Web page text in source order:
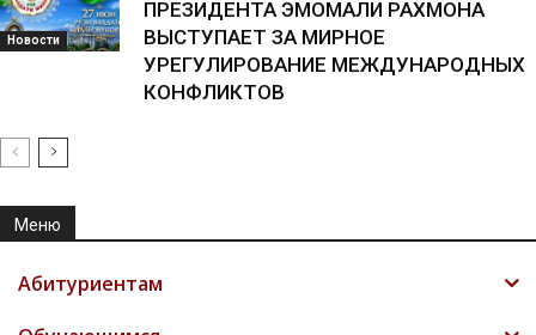
Новости
ПРЕЗИДЕНТА ЭМОМАЛИ РАХМОНА
ВЫСТУПАЕТ ЗА МИРНОЕ
УРЕГУЛИРОВАНИЕ МЕЖДУНАРОДНЫХ
КОНФЛИКТОВ
Меню
Абитуриентам